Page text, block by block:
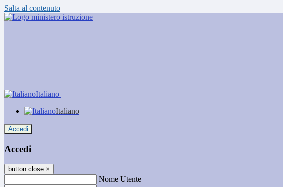
Salta al contenuto
Italiano
Italiano
Accedi
Accedi
button close ×
Nome Utente